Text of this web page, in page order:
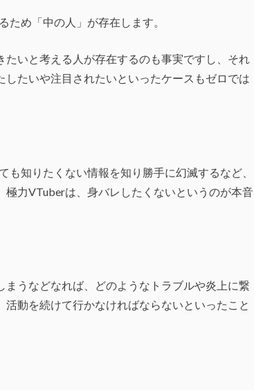
め「中の人」が存在します。
いと考える人が存在するのも事実ですし、それ
たいや注目されたいといったケースもゼロでは
知りたくない情報を知り勝手に幻滅するなど、
力VTuberは、身バレしたくないというのが本音
うなどなれば、どのようなトラブルや炎上に繋
動を続けて行かなければならないといったこと